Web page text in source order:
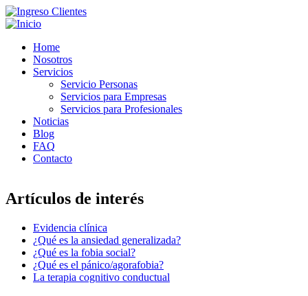
Home
Nosotros
Servicios
Servicio Personas
Servicios para Empresas
Servicios para Profesionales
Noticias
Blog
FAQ
Contacto
Artículos de interés
Evidencia clínica
¿Qué es la ansiedad generalizada?
¿Qué es la fobia social?
¿Qué es el pánico/agorafobia?
La terapia cognitivo conductual